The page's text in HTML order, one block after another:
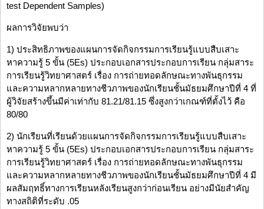
test Dependent Samples)
ผลการวิจัยพบว่า
1) ประสิทธิภาพของแผนการจัดกิจกรรมการเรียนรู้แบบสืบเสาะ
หาความรู้ 5 ขั้น (5Es) ประกอบเอกสารประกอบการเรียน กลุ่มสาระ
การเรียนรู้วิทยาศาสตร์ เรื่อง การถ่ายทอดลักษณะทางพันธุกรรม
และความหลากหลายทางชีวภาพของนักเรียนชั้นมัธยมศึกษาปีที่ 4 ที่
ผู้วิจัยสร้างขึ้นมีค่าเท่ากับ 81.21/81.15 ซึ่งสูงกว่าเกณฑ์ที่ตั้งไว้ คือ
80/80
2) นักเรียนที่เรียนด้วยแผนการจัดกิจกรรมการเรียนรู้แบบสืบเสาะ
หาความรู้ 5 ขั้น (5Es) ประกอบเอกสารประกอบการเรียน กลุ่มสาระ
การเรียนรู้วิทยาศาสตร์ เรื่อง การถ่ายทอดลักษณะทางพันธุกรรม
และความหลากหลายทางชีวภาพของนักเรียนชั้นมัธยมศึกษาปีที่ 4 มี
ผลสัมฤทธิ์ทางการเรียนหลังเรียนสูงกว่าก่อนเรียน อย่างมีนัยสำคัญ
ทางสถิติที่ระดับ .05